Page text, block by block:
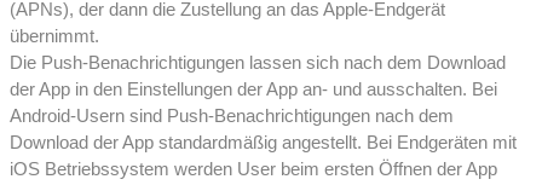
(APNs), der dann die Zustellung an das Apple-Endgerät
übernimmt.
Die Push-Benachrichtigungen lassen sich nach dem Download
der App in den Einstellungen der App an- und ausschalten. Bei
Android-Usern sind Push-Benachrichtigungen nach dem
Download der App standardmäßig angestellt. Bei Endgeräten mit
iOS Betriebssystem werden User beim ersten Öffnen der App